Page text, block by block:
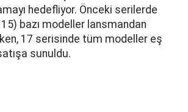
hedefliyor. Önceki serilerde
bazı modeller lansmandan
17 serisinde tüm modeller eş
sunuldu.